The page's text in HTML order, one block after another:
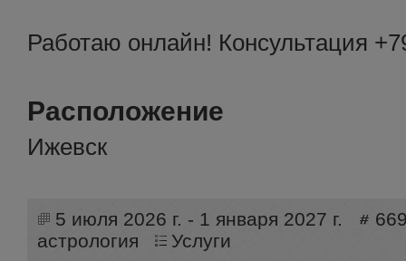
Работаю онлайн! Консультация
Расположение
Ижевск
5 июля 2026 г. - 1 января 2027 г.
астрология
Услуги